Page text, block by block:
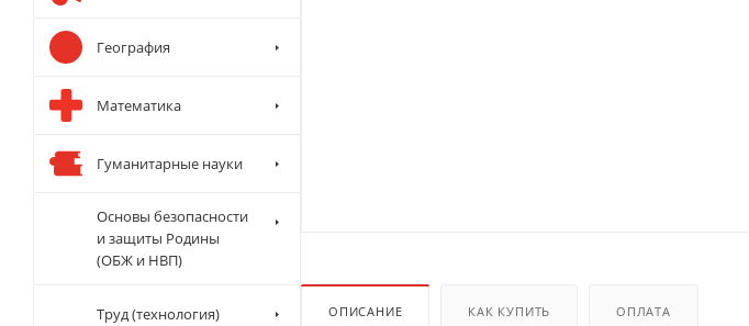
ОПИСАНИЕ КАК КУПИТЬ ОПЛАТА
География
Математика
Гуманитарные науки
Основы безопасности
и защиты Родины
(ОБЖ и НВП)
Труд (технология)